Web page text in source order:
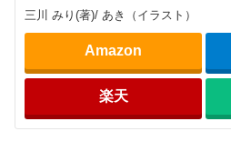
三川 みり(著)/ あき（イラスト）
Amazon
楽天